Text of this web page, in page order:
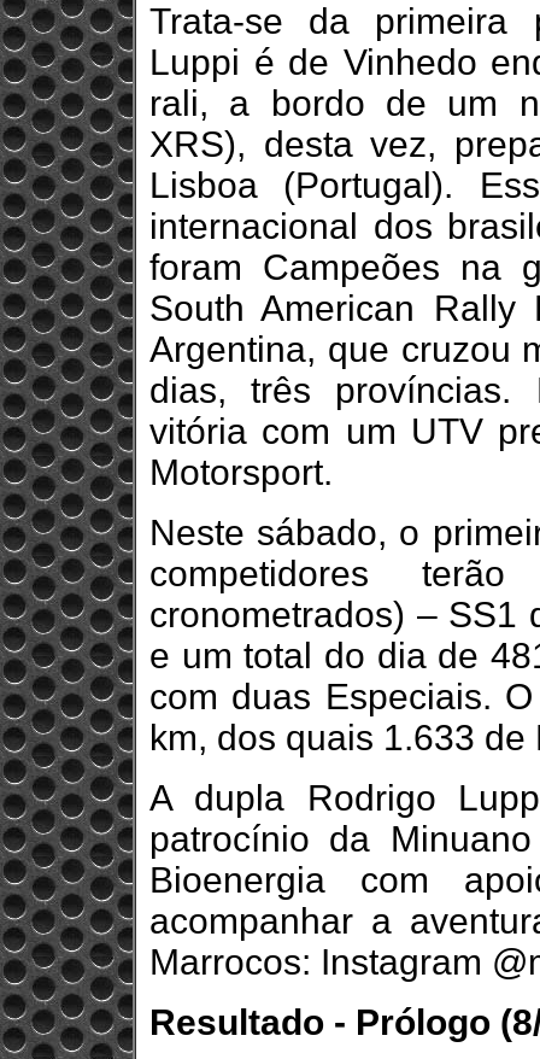
Trata-se da primeira
Luppi é de Vinhedo
rali, a bordo de um
XRS), desta vez,
Lisboa (Portugal).
internacional dos
foram Campeões na
South American
Argentina, que cruzou
dias, três províncias.
vitória com um UTV
Motorsport.
Neste sábado, o
competidores
cronometrados) – SS1
e um total do dia de
com duas Especiais.
km, dos quais 1.633 de
A dupla Rodrigo
patrocínio da
Bioenergia com
acompanhar a
Marrocos: Instagram
Resultado - Prólogo